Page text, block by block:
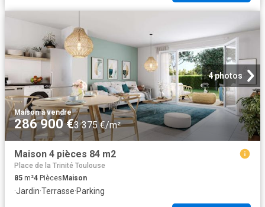
4 photos
Maison·à vendre
286 900 €3 375 €/m²
Maison 4 pièces 84 m2
Place de la Trinité Toulouse
85 m²4 Pièces Maison
·Jardin·Terrasse·Parking